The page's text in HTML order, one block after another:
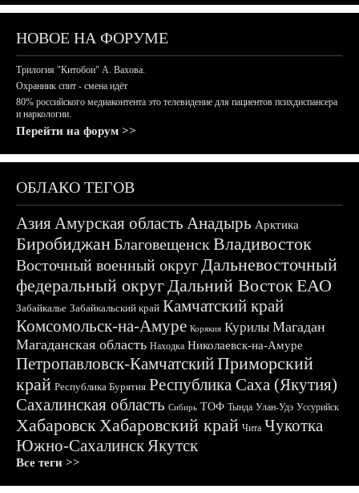
НОВОЕ НА ФОРУМЕ
Трилогия "Китобои" А. Вахова.
Охранник спит - смена идёт
80% российского медиаконтента это телевидение для пациентов психдиспансера
и наркологии.
Перейти на форум >>
ОБЛАКО ТЕГОВ
АзияАмурская область Анадырь Арктика
БиробиджанБлаговещенскВладивосток
Восточный военный округДальневосточный
федеральный округДальний ВостокЕАО
Забайкалье Забайкальский край Камчатский край
Комсомольск-на-Амуре Корякия Курилы Магадан
Магаданская область Находка Николаевск-на-Амуре
Петропавловск-КамчатскийПриморский
край Республика Бурятия Республика Саха (Якутия)
Сахалинская область Сибирь ТОФ Тында Улан-Удэ Уссурийск
ХабаровскХабаровский край Чита Чукотка
Южно-СахалинскЯкутск
Все теги >>